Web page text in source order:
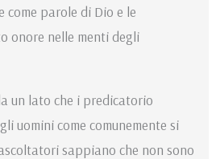
come parole di Dio e le
onore nelle menti degli
un lato che i predicatorio
uomini come comunemente si
sappiano che non sono